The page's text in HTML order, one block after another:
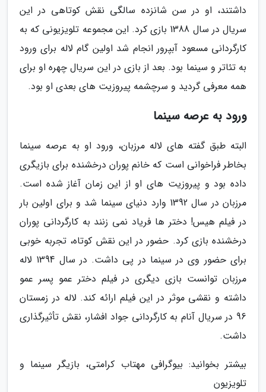
داشتند، او در سن شانزده سالگی نقش کوتاهی در این
سریال در سال 1388 بازی کرد. این مجموعه تلویزیونی که به
کارگردانی مسعود آبپرور انجام شد اولین گام لاله برای ورود
به تئاتر و سینما بود. بعد از بازی در این سریال چهره او برای
همه معرفی گردید و سرچشمه پیروزیت های بعدی او بود.
ورود به عرصه سینما
البته طبق گفته های لاله مرزبان، ورود او به عرصه سینما
بخاطر فراخوانی است که خانم پوران درخشنده برای بازیگری
داده بود و پیروزیت های او از این زمان آغاز شده است.
مرزبان در سال 1392 وارد دنیای سینما شد و برای اولین بار
در فیلم هیس! دختر ها فریاد نمی زنند به کارگردانی پوران
درخشنده بازی کرد. حضور در این نقش کوتاه، تجربه خوبی
برای حضور وی در سینما در پی داشت. در سال 1394 لاله
مرزبان توانست بازی دیگری در فیلم دختر عمو پسر عمو
داشته و نقشی موثر در این فیلم ارائه کند. لاله در زمستان
96 در سریال آنام به کارگردانی جواد افشار، نقش تأثیرگذاری
داشت.
بیشتر بخوانید: بیوگرافی مهتاب کرامتی، بازیگر سینما و
تلویزیون